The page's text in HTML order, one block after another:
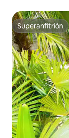
Superanfitrión
Superanfitrión